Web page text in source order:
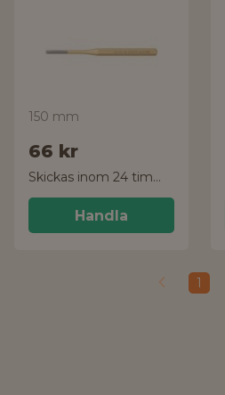
150 mm
66 kr
Skickas inom 24 timmar!
Handla
1